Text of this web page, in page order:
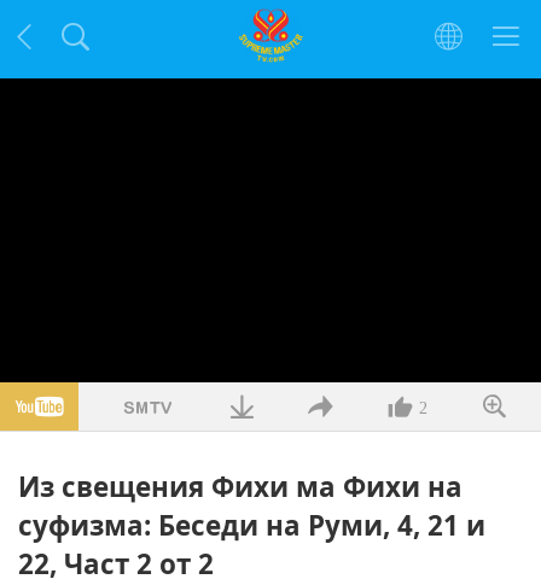
2
Из свещения Фихи ма Фихи на
суфизма: Беседи на Руми, 4, 21 и
22, Част 2 от 2